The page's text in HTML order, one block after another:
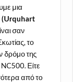
μια
(Urquhart
σαν
το
δρόμο της
Είτε
από το